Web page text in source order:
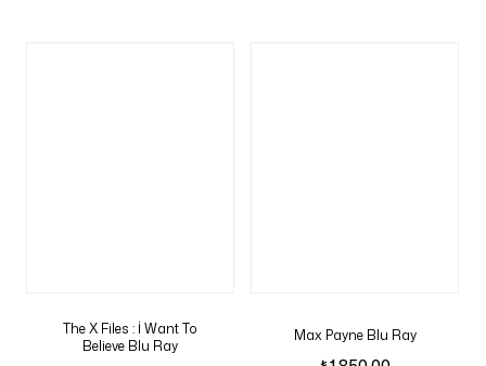
The X Files : İ Want To
Believe Blu Ray
Max Payne Blu Ray